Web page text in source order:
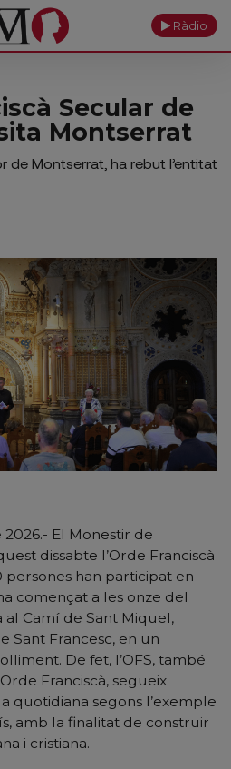
Ràdio
Secular de
Montserrat
de Montserrat, ha rebut l’entitat
El Monestir de
dissabte l’Orde Franciscà
persones han participat en
començat a les onze del
Camí de Sant Miquel,
Sant Francesc, en un
De fet, l’OFS, també
Franciscà, segueix
quotidiana segons l’exemple
amb la finalitat de construir
i cristiana.